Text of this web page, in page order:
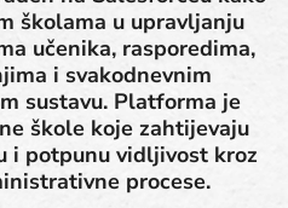
školama u upravljanju
učenika, rasporedima,
i svakodnevnim
sustavu. Platforma je
škole koje zahtijevaju
i potpunu vidljivost kroz
procese.